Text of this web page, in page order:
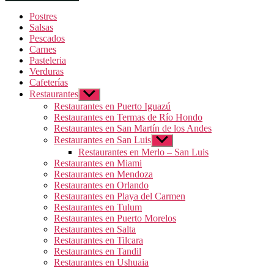
Postres
Salsas
Pescados
Carnes
Pasteleria
Verduras
Cafeterías
Restaurantes Mostrar
el
submenú
Restaurantes en Puerto Iguazú
Restaurantes en Termas de Río Hondo
Restaurantes en San Martín de los Andes
Restaurantes en San Luis Mostrar
el
submenú
Restaurantes en Merlo – San Luis
Restaurantes en Miami
Restaurantes en Mendoza
Restaurantes en Orlando
Restaurantes en Playa del Carmen
Restaurantes en Tulum
Restaurantes en Puerto Morelos
Restaurantes en Salta
Restaurantes en Tilcara
Restaurantes en Tandil
Restaurantes en Ushuaia